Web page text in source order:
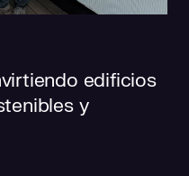
edificios
y